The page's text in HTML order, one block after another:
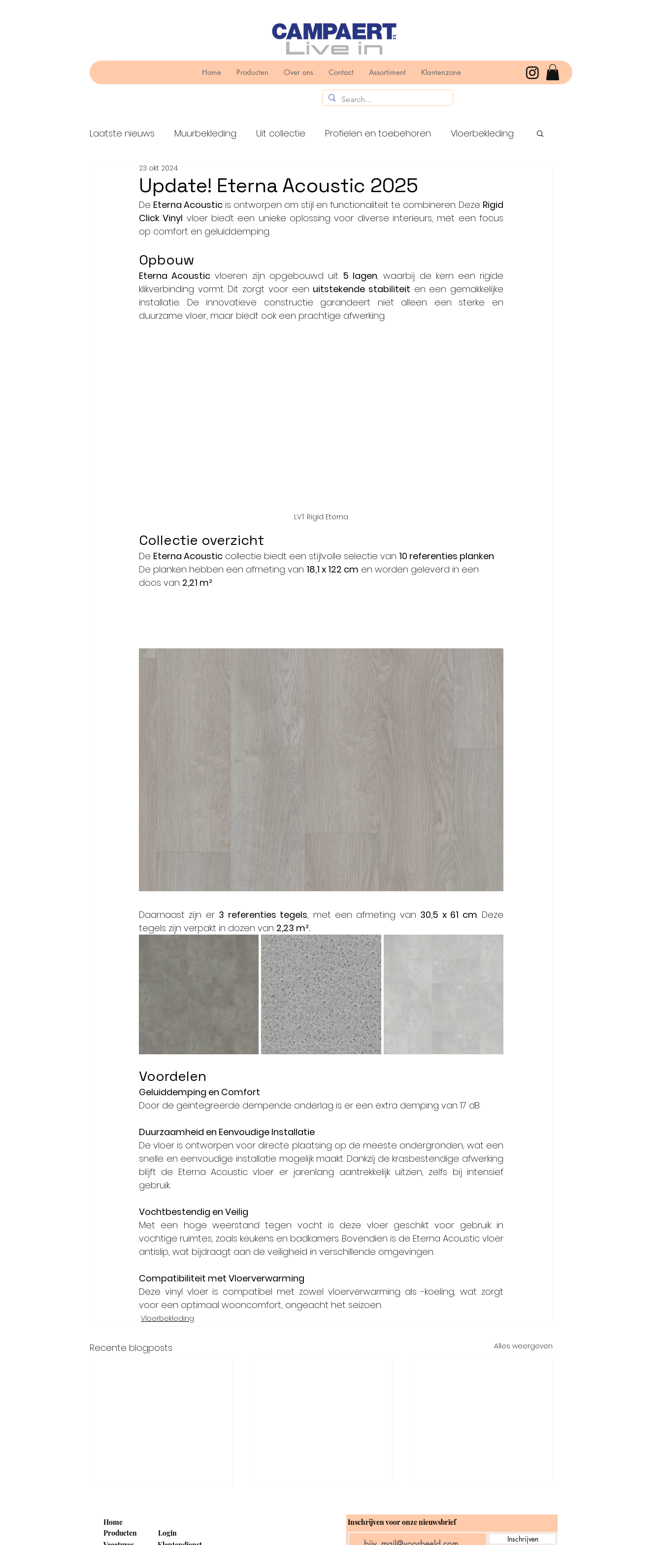
Home Producten Over ons Contact Assortiment Klantenzone
Laatste nieuws Muurbekleding Uit collectie Profielen en toebehoren Vloerbekleding
Raambekleding
Update! Eterna Acoustic 2025
23 okt 2024
De Eterna Acoustic is ontworpen om stijl en functionaliteit te combineren. Deze Rigid
Click Vinyl vloer biedt een unieke oplossing voor diverse interieurs, met een focus
op comfort en geluiddemping.
Opbouw
Eterna Acoustic vloeren zijn opgebouwd uit 5 lagen, waarbij de kern een rigide
klikverbinding vormt. Dit zorgt voor een uitstekende stabiliteit en een gemakkelijke
installatie. De innovatieve constructie garandeert niet alleen een sterke en
duurzame vloer, maar biedt ook een prachtige afwerking.
LVT Rigid Eterna
Collectie overzicht
De Eterna Acoustic collectie biedt een stijlvolle selectie van 10 referenties planken.
De planken hebben een afmeting van 18,1 x 122 cm en worden geleverd in een
doos van 2,21 m².
Daarnaast zijn er 3 referenties tegels, met een afmeting van 30,5 x 61 cm. Deze
tegels zijn verpakt in dozen van 2,23 m².
Voordelen
Geluiddemping en Comfort
Door de geïntegreerde dempende onderlag is er een extra demping van 17 dB.
Duurzaamheid en Eenvoudige Installatie
De vloer is ontworpen voor directe plaatsing op de meeste ondergronden, wat een
snelle en eenvoudige installatie mogelijk maakt. Dankzij de krasbestendige afwerking
blijft de Eterna Acoustic vloer er jarenlang aantrekkelijk uitzien, zelfs bij intensief
gebruik.
Vochtbestendig en Veilig
Met een hoge weerstand tegen vocht is deze vloer geschikt voor gebruik in
vochtige ruimtes, zoals keukens en badkamers. Bovendien is de Eterna Acoustic vloer
antislip, wat bijdraagt aan de veiligheid in verschillende omgevingen.
Compatibiliteit met Vloerverwarming
Deze vinyl vloer is compatibel met zowel vloerverwarming als -koeling, wat zorgt
voor een optimaal wooncomfort, ongeacht het seizoen.
Vloerbekleding
Recente blogposts Alles weergeven
Home
Producten
Login
Inschrijven voor onze nieuwsbrief
Inschrijven